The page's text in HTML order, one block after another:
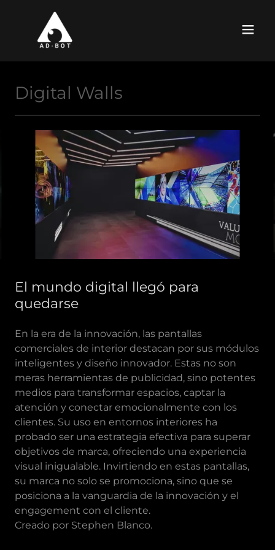
Digital Walls
El mundo digital llegó para
quedarse
En la era de la innovación, las pantallas
comerciales de interior destacan por sus módulos
inteligentes y diseño innovador. Estas no son
meras herramientas de publicidad, sino potentes
medios para transformar espacios, captar la
atención y conectar emocionalmente con los
clientes. Su uso en entornos interiores ha
probado ser una estrategia efectiva para superar
objetivos de marca, ofreciendo una experiencia
visual inigualable. Invirtiendo en estas pantallas,
su marca no solo se promociona, sino que se
posiciona a la vanguardia de la innovación y el
engagement con el cliente.
Creado por Stephen Blanco.